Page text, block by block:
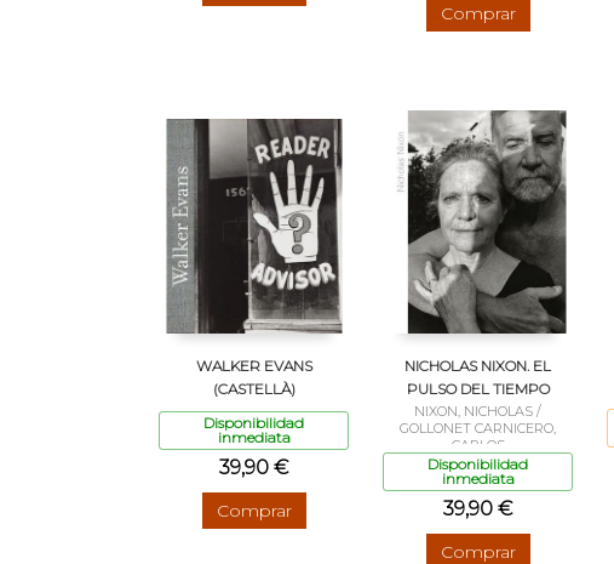
Comprar
WALKER EVANS
(CASTELLÀ)
Disponibilidad
inmediata
39,90 €
Comprar
NICHOLAS NIXON. EL
PULSO DEL TIEMPO
NIXON, NICHOLAS /
GOLLONET CARNICERO,
CARLOS
Disponibilidad
inmediata
39,90 €
Comprar